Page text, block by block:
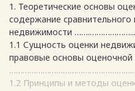
1. Теоретические основы
содержание
недвижимости
1.1 Сущность оценки
правовые основы оценочной
1.2 Принципы и методы